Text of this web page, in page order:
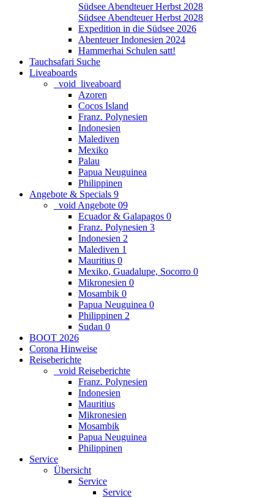
Südsee Abendteuer Herbst 2028
Südsee Abendteuer Herbst 2028
Expedition in die Südsee 2026
Abenteuer Indonesien 2024
Hammerhai Schulen satt!
Tauchsafari Suche
Liveaboards
_void_liveaboard
Azoren
Cocos Island
Franz. Polynesien
Indonesien
Malediven
Mexiko
Palau
Papua Neuguinea
Philippinen
Angebote & Specials 9
_void Angebote 09
Ecuador & Galapagos 0
Franz. Polynesien 3
Indonesien 2
Malediven 1
Mauritius 0
Mexiko, Guadalupe, Socorro 0
Mikronesien 0
Mosambik 0
Papua Neuguinea 0
Philippinen 2
Sudan 0
BOOT 2026
Corona Hinweise
Reiseberichte
_void Reiseberichte
Franz. Polynesien
Indonesien
Mauritius
Mikronesien
Mosambik
Papua Neuguinea
Philippinen
Service
Übersicht
Service
Service